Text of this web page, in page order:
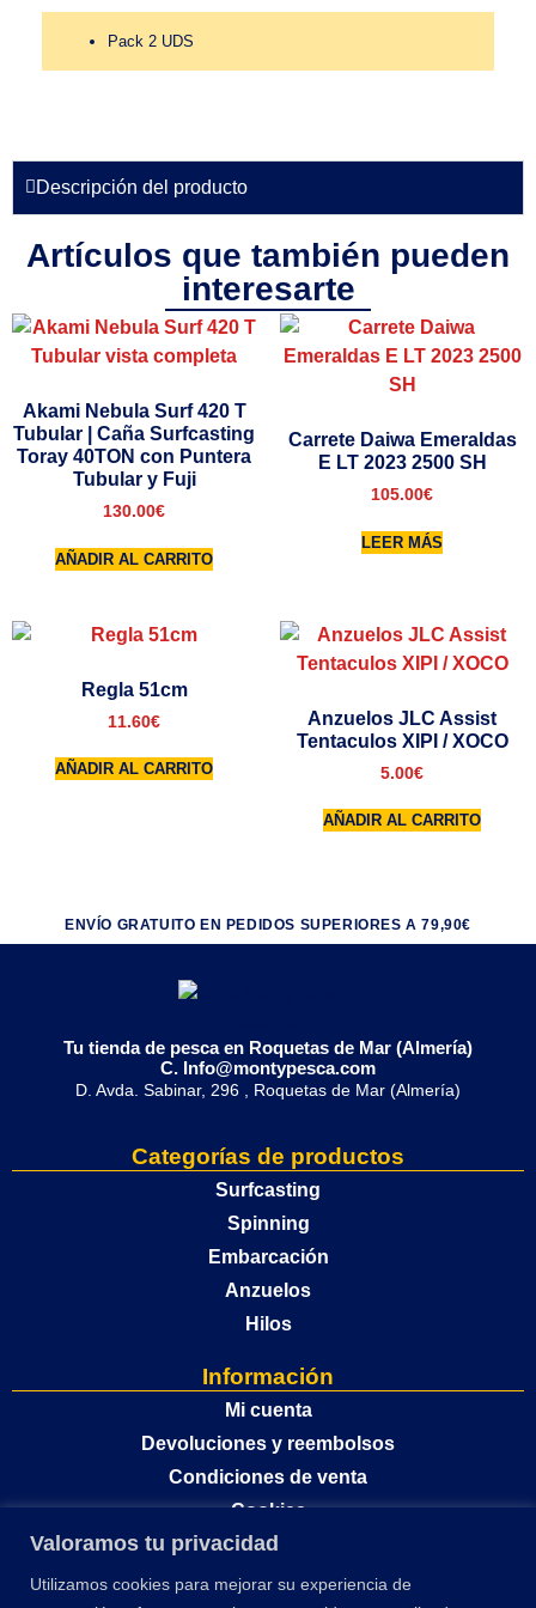
Valoramos tu privacidad
Utilizamos cookies para mejorar su experiencia de
Pack 2 UDS
Descripción del producto
Artículos que también pueden
interesarte
Akami Nebula Surf 420 T
Tubular | Caña Surfcasting
Toray 40TON con Puntera
Tubular y Fuji
130.00€
AÑADIR AL CARRITO
Carrete Daiwa Emeraldas
E LT 2023 2500 SH
105.00€
LEER MÁS
Regla 51cm
11.60€
AÑADIR AL CARRITO
Anzuelos JLC Assist
Tentaculos XIPI / XOCO
5.00€
AÑADIR AL CARRITO
ENVÍO GRATUITO EN PEDIDOS SUPERIORES A 79,90€
Tu tienda de pesca en Roquetas de Mar (Almería)
C. Info@montypesca.com
D. Avda. Sabinar, 296 , Roquetas de Mar (Almería)
Categorías de productos
Surfcasting
Spinning
Embarcación
Anzuelos
Hilos
Información
Mi cuenta
Devoluciones y reembolsos
Condiciones de venta
Cookies
Política de privacidad